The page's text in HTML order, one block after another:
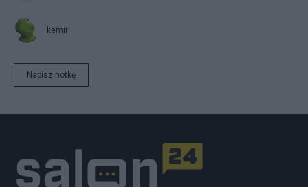
kemir
Napisz notkę